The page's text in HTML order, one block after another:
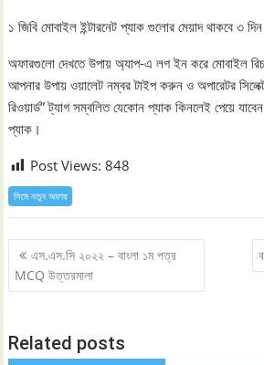
১ জিবি মোবাইল ইন্টারনেট প্যাক গুলোর মেয়াদ থাকবে ৩
অফারগুলো দেখতে উপায় অ্যাপ-এ লগ ইন করে মোবাইল
আপনার উপায় ওয়ালেট নম্বর টাইপ করুন ও অপারেটর
রিওয়ার্ড” ট্যাগ সম্বলিত যেকোন প্যাক কিনলেই পেয়ে
প্যাক।
Post Views: 848
সিমে নতুন ‍অফার
Post
navigation
এস.এস.সি ২০২২ – বাংলা ১ম পত্র
MCQ উত্তরমালা
Related posts